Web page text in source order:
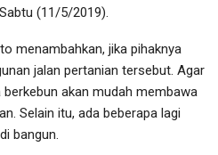
(11/5/2019).
menambahkan, jika pihaknya
jalan pertanian tersebut. Agar
akan mudah membawa
Selain itu, ada beberapa lagi
bangun.